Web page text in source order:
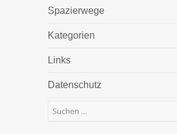
Spazierwege
Kategorien
Links
Datenschutz
Suchen